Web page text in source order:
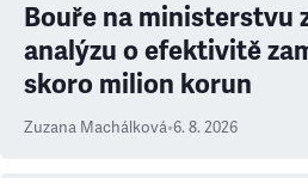
Bouře na ministerstvu
analýzu o efektivitě
skoro milion korun
Zuzana Machálková•6. 8. 2026